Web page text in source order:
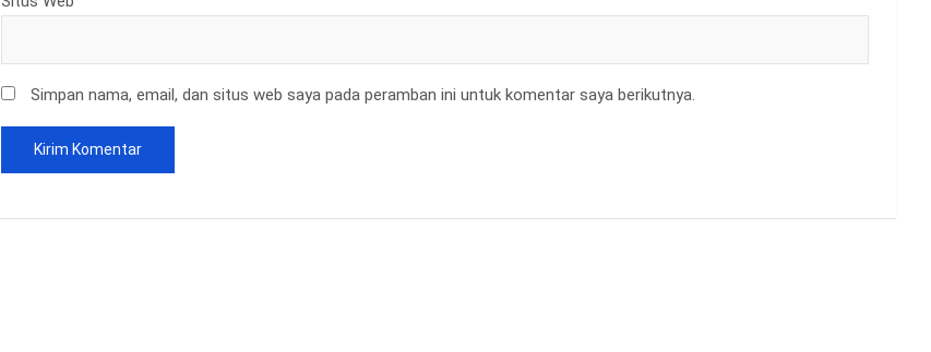
Simpan nama, email, dan situs web saya pada peramban ini untuk komentar saya berikutnya.